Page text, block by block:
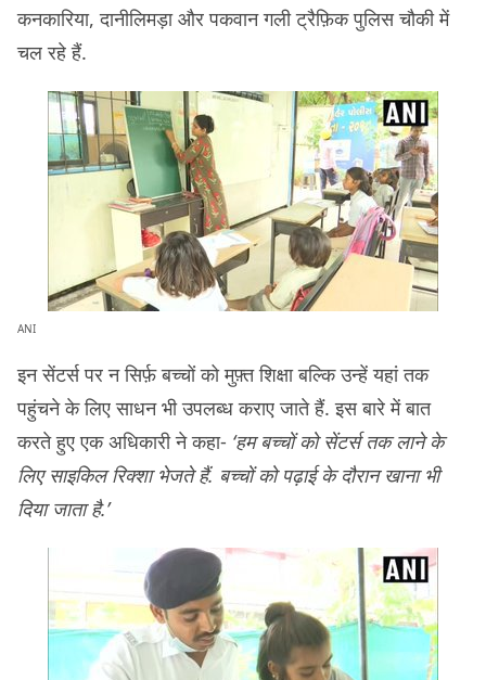
कनकारिया, दानीलिमड़ा और पकवान गली ट्रैफ़िक पुलिस चौकी में
चल रहे हैं.
ANI
इन सेंटर्स पर न सिर्फ़ बच्चों को मुफ़्त शिक्षा बल्कि उन्हें यहां तक
पहुंचने के लिए साधन भी उपलब्ध कराए जाते हैं. इस बारे में बात
करते हुए एक अधिकारी ने कहा- ‘हम बच्चों को सेंटर्स तक लाने के
लिए साइकिल रिक्शा भेजते हैं. बच्चों को पढ़ाई के दौरान खाना भी
दिया जाता है.’